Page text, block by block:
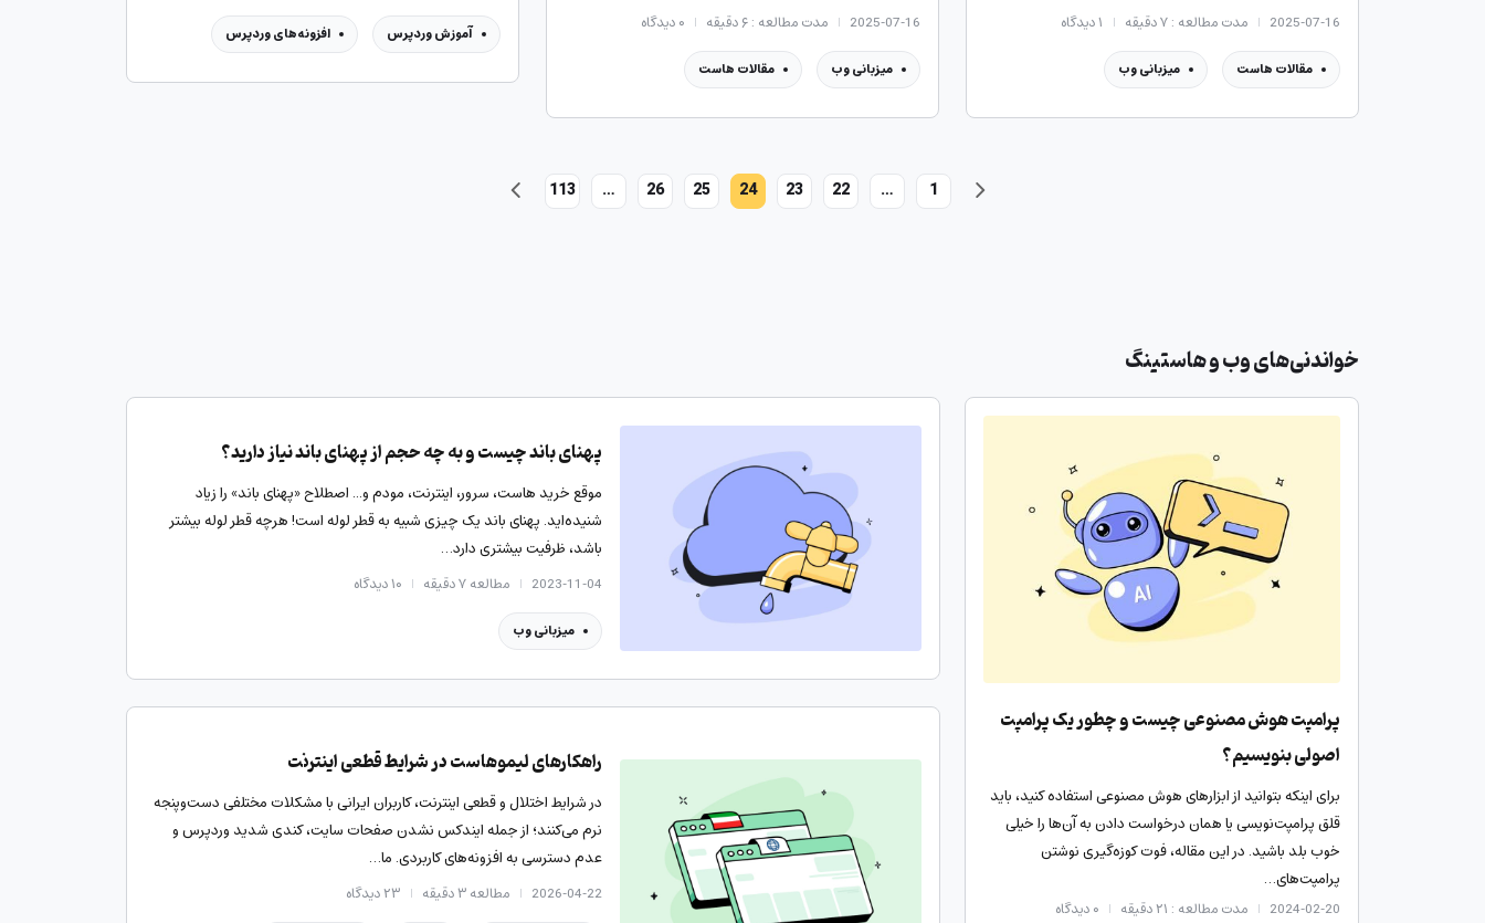
2025-07-16 مدت مطالعه : ۷ دقیقه ۱دیدگاه
مقالات هاست میزبانی وب
2025-07-16 مدت مطالعه : ۶ دقیقه ۰دیدگاه
میزبانی وب مقالات هاست
آموزش وردپرس افزونه‌های وردپرس
1
…
22
23
24
25
26
…
113
خواندنی‌های وب و هاستینگ
پرامپت هوش مصنوعی چیست و چطور یک پرامپت
اصولی بنویسیم؟
برای اینکه بتوانید از ابزارهای هوش مصنوعی استفاده کنید، باید
قلق پرامپت‌نویسی یا همان درخواست دادن به آن‌ها را خیلی
خوب بلد باشید. در این مقاله، فوت کوزه‌گیری نوشتن
پرامپت‌های…
2024-02-20 مدت مطالعه : ۲۱ دقیقه ۰دیدگاه
پهنای باند چیست و به چه حجم از پهنای باند نیاز دارید؟
موقع خرید هاست، سرور، اینترنت، مودم و... اصطلاح «پهنای باند» را زیاد
شنیده‌اید. پهنای باند یک چیزی شبیه به قطر لوله است! هرچه قطر لوله بیشتر
باشد، ظرفیت بیشتری دارد…
2023-11-04 مطالعه ۷ دقیقه ۱۰دیدگاه
میزبانی وب
راهکارهای لیموهاست در شرایط قطعی اینترنت
در شرایط اختلال و قطعی اینترنت، کاربران ایرانی با مشکلات مختلفی دست‌وپنجه
نرم می‌کنند؛ از جمله ایندکس نشدن صفحات سایت، کندی شدید وردپرس و
عدم دسترسی به افزونه‌های کاربردی. ما…
2026-04-22 مطالعه ۳ دقیقه ۲۳دیدگاه